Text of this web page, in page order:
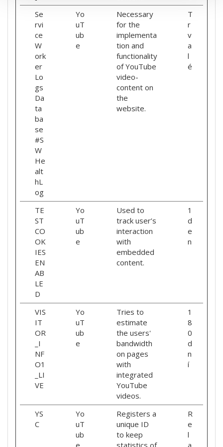
Se
rvi
ce
W
ork
er
Lo
gs
Da
ta
ba
se
#S
W
He
alt
hL
og
Yo
uT
ub
e
Necessary
for the
implementa
tion and
functionality
of YouTube
video-
content on
the
website.
T
r
v
a
l
é
TE
ST
CO
OK
IES
EN
AB
LE
D
Yo
uT
ub
e
Used to
track user’s
interaction
with
embedded
content.
1
d
e
n
VIS
IT
OR
_I
NF
O1
_LI
VE
Yo
uT
ub
e
Tries to
estimate
the users'
bandwidth
on pages
with
integrated
YouTube
videos.
1
8
0
d
n
í
YS
C
Yo
uT
ub
e
Registers a
unique ID
to keep
statistics of
R
e
l
a